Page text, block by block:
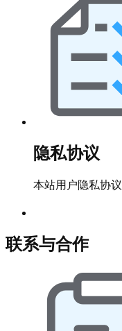
隐私协议
本站用户隐私协议
联系与合作